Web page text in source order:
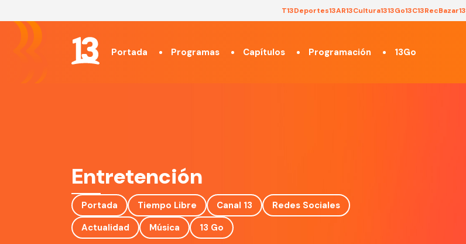
T13Deportes13AR13Cultura1313Go13C13RecBazar13
Portada Programas Capítulos Programación 13Go
Entretención
Portada Tiempo Libre Canal 13
Redes Sociales
Actualidad
Música 13 Go